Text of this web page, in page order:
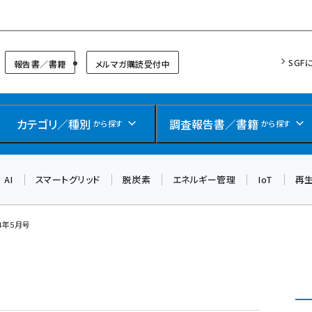
ドフォーラム
報告書／書籍 メルマガ購読受付中 SGF
カテゴリ／種別 から探す 調査報告書／書籍 から探す
AI スマートグリッド 脱炭素 エネルギー管理 IoT 再
5月号